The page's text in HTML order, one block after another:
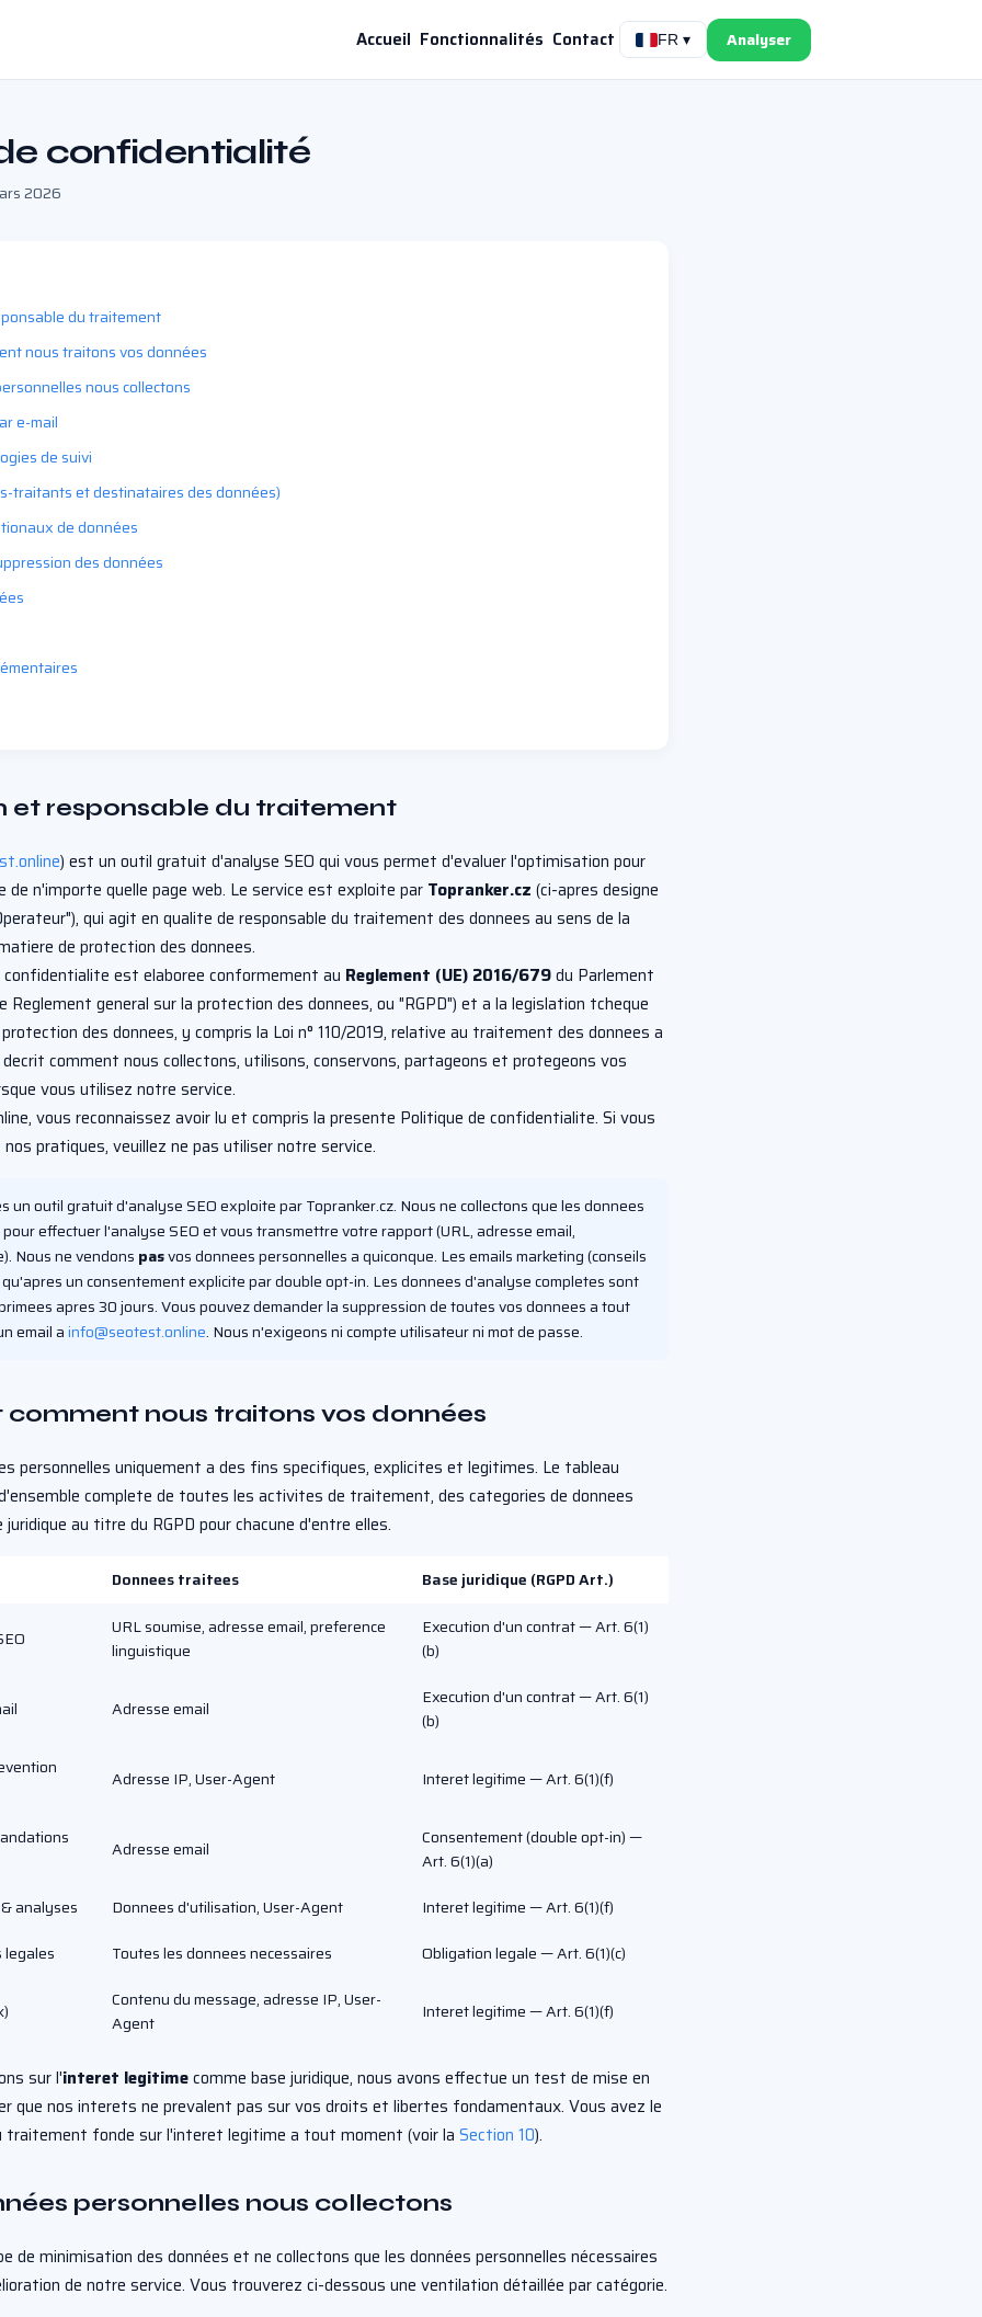
Accueil Fonctionnalités Contact FR ▾ Analyser
confidentialité
2026
du traitement
nous traitons vos données
nous collectons
e-mail
de suivi
traitants et destinataires des données)
de données
des données
et responsable du traitement
) est un outil gratuit d'analyse SEO qui vous permet d'evaluer l'optimisation pour
de n'importe quelle page web. Le service est exploite par Topranker.cz (ci-apres designe
qui agit en qualite de responsable du traitement des donnees au sens de la
de protection des donnees.
est elaboree conformement au Reglement (UE) 2016/679du Parlement
Reglement general sur la protection des donnees, ou "RGPD") et a la legislation tcheque
des donnees, y compris la Loi n° 110/2019, relative au traitement des donnees a
comment nous collectons, utilisons, conservons, partageons et protegeons vos
vous utilisez notre service.
vous reconnaissez avoir lu et compris la presente Politique de confidentialite. Si vous
pratiques, veuillez ne pas utiliser notre service.
un outil gratuit d'analyse SEO exploite par Topranker.cz. Nous ne collectons que les donnees
effectuer l'analyse SEO et vous transmettre votre rapport (URL, adresse email,
Nous ne vendons pasvos donnees personnelles a quiconque. Les emails marketing (conseils
un consentement explicite par double opt-in. Les donnees d'analyse completes sont
apres 30 jours. Vous pouvez demander la suppression de toutes vos donnees a tout
email ainfo@seotest.online. Nous n'exigeons ni compte utilisateur ni mot de passe.
comment nous traitons vos données
personnelles uniquement a des fins specifiques, explicites et legitimes. Le tableau
complete de toutes les activites de traitement, des categories de donnees
au titre du RGPD pour chacune d'entre elles.
Donnees traitees Base juridique (RGPD Art.)
URL soumise, adresse email, preference
linguistique
Execution d'un contrat — Art. 6(1)
(b)
Adresse email
Execution d'un contrat — Art. 6(1)
(b)
Adresse IP, User-Agent Interet legitime — Art. 6(1)(f)
Adresse email
Consentement (double opt-in) —
Art. 6(1)(a)
analyses
Donnees d'utilisation, User-Agent
Interet legitime — Art. 6(1)(f)
legales
Toutes les donnees necessaires Obligation legale — Art. 6(1)(c)
Contenu du message, adresse IP, User-
Agent
Interet legitime — Art. 6(1)(f)
sur l'interet legitimecomme base juridique, nous avons effectue un test de mise en
que nos interets ne prevalent pas sur vos droits et libertes fondamentaux. Vous avez le
traitement fonde sur l'interet legitime a tout moment (voir la Section 10).
personnelles nous collectons
de minimisation des données et ne collectons que les données personnelles nécessaires
de notre service. Vous trouverez ci-dessous une ventilation détaillée par catégorie.